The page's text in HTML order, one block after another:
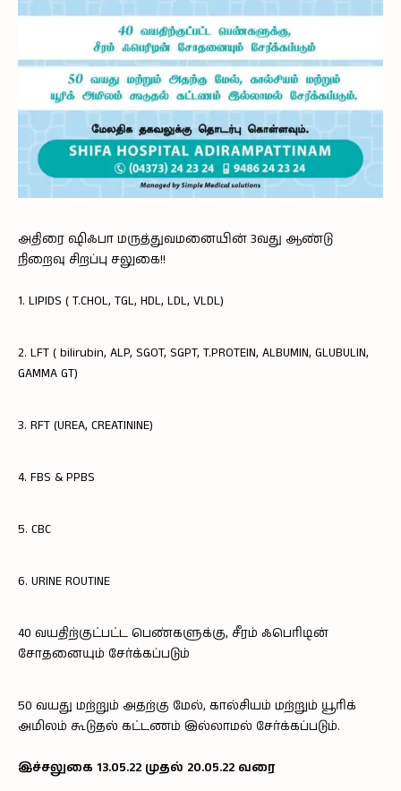
அதிரை ஷிஃபா மருத்துவமனையின் 3வது ஆண்டு
நிறைவு சிறப்பு சலுகை!!
1. LIPIDS ( T.CHOL, TGL, HDL, LDL, VLDL)
2. LFT ( bilirubin, ALP, SGOT, SGPT, T.PROTEIN, ALBUMIN, GLUBULIN,
GAMMA GT)
3. RFT (UREA, CREATININE)
4. FBS & PPBS
5. CBC
6. URINE ROUTINE
40 வயதிற்குட்பட்ட பெண்களுக்கு, சீரம் ஃபெரிடின்
சோதனையும் சேர்க்கப்படும்
50 வயது மற்றும் அதற்கு மேல், கால்சியம் மற்றும் யூரிக்
அமிலம் கூடுதல் கட்டணம் இல்லாமல் சேர்க்கப்படும்.
இச்சலுகை 13.05.22 முதல் 20.05.22 வரை